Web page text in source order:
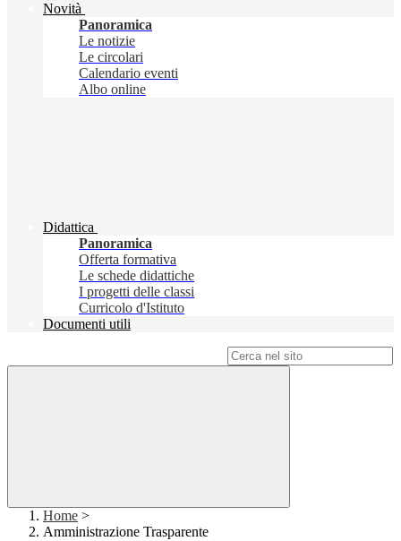
Novità
Panoramica
Le notizie
Le circolari
Calendario eventi
Albo online
Didattica
Panoramica
Offerta formativa
Le schede didattiche
I progetti delle classi
Curricolo d'Istituto
Documenti utili
Home >
Amministrazione Trasparente